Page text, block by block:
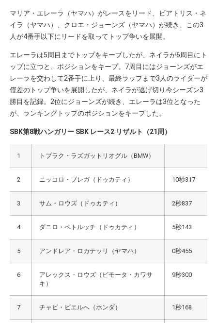
マリア・エレーラ（ヤマハ）がレースをリード、ビアトリス・ネ
イラ（ヤマハ）、クロエ・ジョーンズ（ヤマハ）が続き、この3
人が4番手以下にリードを取ってトップ争いを展開。
エレーラは5周目までトップをキープしたが、ネイラが6周目にト
ップに立つと、ポジションをキープ。7周目にはジョーンズがエ
レーラを交わして2番手に上り、最終ラップまで3人のライダーが
僅差のトップ争いを展開したが、ネイラが逃げ切り今シーズン3
勝目を記録。2位にジョーンズが続き、エレーラは3位となった
が、ランキングトップのポジションをキープした。
SBK第8戦ハンガリー SBK レース2 リザルト（21周）
1 トプラク・ラズガットリオグル（BMW）
2 ニッコロ・ブレガ（ドゥカティ） 10秒317
3 サム・ロウズ（ドゥカティ） 2秒837
4 ダニロ・ペトルッチ（ドゥカティ） 5秒143
5 アンドレア・ロカテッリ（ヤマハ） 0秒455
6
アレックス・ロウズ（ビモータ・カワサ
キ）
9秒300
7 チャビ・ビエルへ（ホンダ） 1秒168